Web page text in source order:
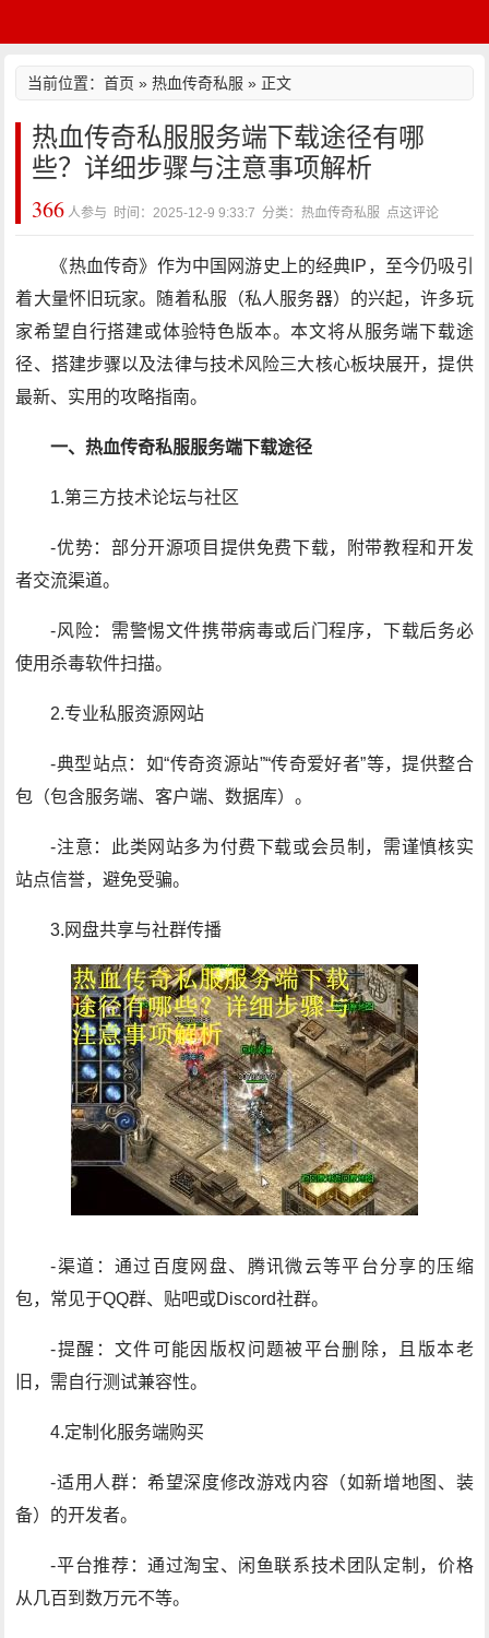
当前位置：首页 »热血传奇私服 » 正文
热血传奇私服服务端下载途径有哪
些？详细步骤与注意事项解析
366 人参与 时间：2025-12-9 9:33:7 分类：热血传奇私服 点这评论
《热血传奇》作为中国网游史上的经典IP，至今仍吸引
着大量怀旧玩家。随着私服（私人服务器）的兴起，许多玩
家希望自行搭建或体验特色版本。本文将从服务端下载途
径、搭建步骤以及法律与技术风险三大核心板块展开，提供
最新、实用的攻略指南。
一、热血传奇私服服务端下载途径
1.第三方技术论坛与社区
-优势：部分开源项目提供免费下载，附带教程和开发
者交流渠道。
-风险：需警惕文件携带病毒或后门程序，下载后务必
使用杀毒软件扫描。
2.专业私服资源网站
-典型站点：如“传奇资源站”“传奇爱好者”等，提供整合
包（包含服务端、客户端、数据库）。
-注意：此类网站多为付费下载或会员制，需谨慎核实
站点信誉，避免受骗。
3.网盘共享与社群传播
-渠道：通过百度网盘、腾讯微云等平台分享的压缩
包，常见于QQ群、贴吧或Discord社群。
-提醒：文件可能因版权问题被平台删除，且版本老
旧，需自行测试兼容性。
4.定制化服务端购买
-适用人群：希望深度修改游戏内容（如新增地图、装
备）的开发者。
-平台推荐：通过淘宝、闲鱼联系技术团队定制，价格
从几百到数万元不等。